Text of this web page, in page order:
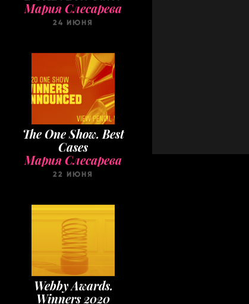
The One Show. Best
Cases
Мария Слесарева
22 ИЮНЯ
Webby Awards.
Winners 2020
Мария Слесарева
22 МАЯ